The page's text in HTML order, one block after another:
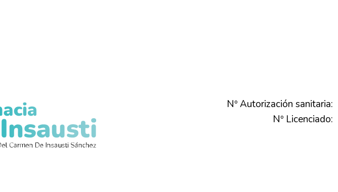
Nº Autorización sanitaria:
Nº Licenciado: